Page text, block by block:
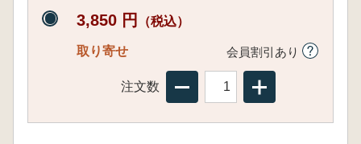
3,850 円 （税込）
取り寄せ 会員割引あり
注文数